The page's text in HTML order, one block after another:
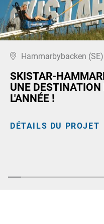
Hammarbybacken (SE)
SKISTAR-
UNE DESTINATION
L'ANNÉE !
DÉTAILS DU PROJET